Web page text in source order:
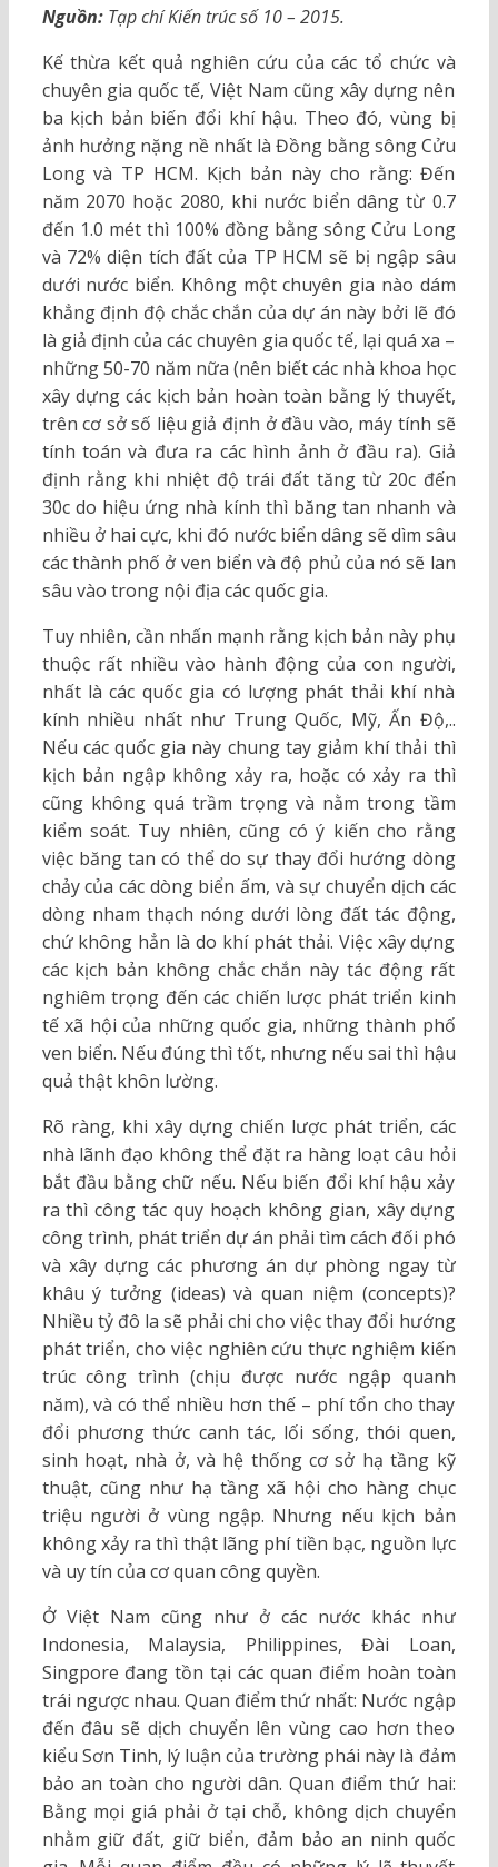
Nguồn:Tạp chí Kiến trúc số 10 – 2015.
Kế thừa kết quả nghiên cứu của các tổ chức và
chuyên gia quốc tế, Việt Nam cũng xây dựng nên
ba kịch bản biến đổi khí hậu. Theo đó, vùng bị
ảnh hưởng nặng nề nhất là Đồng bằng sông Cửu
Long và TP HCM. Kịch bản này cho rằng: Đến
năm 2070 hoặc 2080, khi nước biển dâng từ 0.7
đến 1.0 mét thì 100% đồng bằng sông Cửu Long
và 72% diện tích đất của TP HCM sẽ bị ngập sâu
dưới nước biển. Không một chuyên gia nào dám
khẳng định độ chắc chắn của dự án này bởi lẽ đó
là giả định của các chuyên gia quốc tế, lại quá xa –
những 50-70 năm nữa (nên biết các nhà khoa học
xây dựng các kịch bản hoàn toàn bằng lý thuyết,
trên cơ sở số liệu giả định ở đầu vào, máy tính sẽ
tính toán và đưa ra các hình ảnh ở đầu ra). Giả
định rằng khi nhiệt độ trái đất tăng từ 20c đến
30c do hiệu ứng nhà kính thì băng tan nhanh và
nhiều ở hai cực, khi đó nước biển dâng sẽ dìm sâu
các thành phố ở ven biển và độ phủ của nó sẽ lan
sâu vào trong nội địa các quốc gia.
Tuy nhiên, cần nhấn mạnh rằng kịch bản này phụ
thuộc rất nhiều vào hành động của con người,
nhất là các quốc gia có lượng phát thải khí nhà
kính nhiều nhất như Trung Quốc, Mỹ, Ấn Độ,..
Nếu các quốc gia này chung tay giảm khí thải thì
kịch bản ngập không xảy ra, hoặc có xảy ra thì
cũng không quá trầm trọng và nằm trong tầm
kiểm soát. Tuy nhiên, cũng có ý kiến cho rằng
việc băng tan có thể do sự thay đổi hướng dòng
chảy của các dòng biển ấm, và sự chuyển dịch các
dòng nham thạch nóng dưới lòng đất tác động,
chứ không hẳn là do khí phát thải. Việc xây dựng
các kịch bản không chắc chắn này tác động rất
nghiêm trọng đến các chiến lược phát triển kinh
tế xã hội của những quốc gia, những thành phố
ven biển. Nếu đúng thì tốt, nhưng nếu sai thì hậu
quả thật khôn lường.
Rõ ràng, khi xây dựng chiến lược phát triển, các
nhà lãnh đạo không thể đặt ra hàng loạt câu hỏi
bắt đầu bằng chữ nếu. Nếu biến đổi khí hậu xảy
ra thì công tác quy hoạch không gian, xây dựng
công trình, phát triển dự án phải tìm cách đối phó
và xây dựng các phương án dự phòng ngay từ
khâu ý tưởng (ideas) và quan niệm (concepts)?
Nhiều tỷ đô la sẽ phải chi cho việc thay đổi hướng
phát triển, cho việc nghiên cứu thực nghiệm kiến
trúc công trình (chịu được nước ngập quanh
năm), và có thể nhiều hơn thế – phí tổn cho thay
đổi phương thức canh tác, lối sống, thói quen,
sinh hoạt, nhà ở, và hệ thống cơ sở hạ tầng kỹ
thuật, cũng như hạ tầng xã hội cho hàng chục
triệu người ở vùng ngập. Nhưng nếu kịch bản
không xảy ra thì thật lãng phí tiền bạc, nguồn lực
và uy tín của cơ quan công quyền.
Ở Việt Nam cũng như ở các nước khác như
Indonesia, Malaysia, Philippines, Đài Loan,
Singpore đang tồn tại các quan điểm hoàn toàn
trái ngược nhau. Quan điểm thứ nhất: Nước ngập
đến đâu sẽ dịch chuyển lên vùng cao hơn theo
kiểu Sơn Tinh, lý luận của trường phái này là đảm
bảo an toàn cho người dân. Quan điểm thứ hai:
Bằng mọi giá phải ở tại chỗ, không dịch chuyển
nhằm giữ đất, giữ biển, đảm bảo an ninh quốc